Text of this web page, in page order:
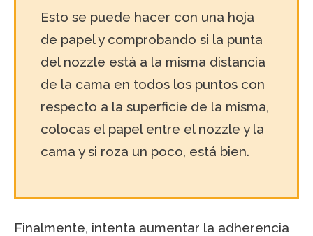
Esto se puede hacer con una hoja
de papel y comprobando si la punta
del nozzle está a la misma distancia
de la cama en todos los puntos con
respecto a la superficie de la misma,
colocas el papel entre el nozzle y la
cama y si roza un poco, está bien.
Finalmente, intenta aumentar la adherencia